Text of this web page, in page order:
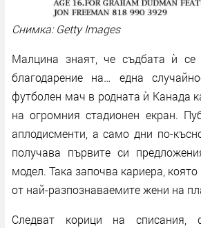
Снимка: Getty Images
Малцина знаят, че съдбата ѝ се
благодарение на… една
футболен мач в родната ѝ Канада
на огромния стадионен екран.
аплодисменти, а само дни по-
получава първите си
модел. Така започва кариера,
от най-разпознаваемите жени на
Следват корици на